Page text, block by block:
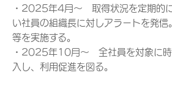
・2025年4月～ 取得状況を定期的
い社員の組織長に対しアラートを発
等を実施する。
・2025年10月～ 全社員を対象に時
入し、利用促進を図る。